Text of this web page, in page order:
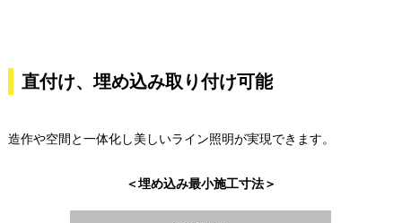
直付け、埋め込み取り付け可能
造作や空間と一体化し美しいライン照明が実現できます。
＜埋め込み最小施工寸法＞